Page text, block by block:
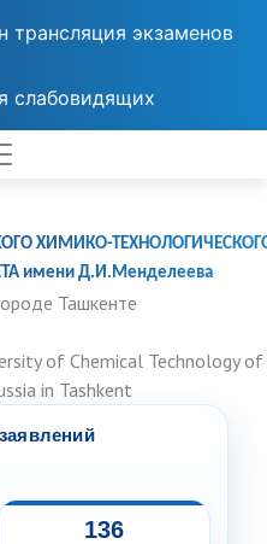
трансляция экзаменов
слабовидящих
ХИМИКО-
имени Д.И.Менделеева
Ташкенте
of Chemical Technology of
in Tashkent
136